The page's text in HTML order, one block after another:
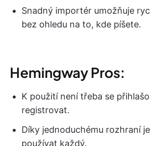
Snadný importér umožňuje
bez ohledu na to, kde píšete.
Hemingway Pros:
K použití není třeba se
registrovat.
Díky jednoduchému rozhraní
používat každý.